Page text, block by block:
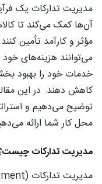
مدیریت تدارکات یک
آن‌ها کمک می‌کند تا
مؤثر و کارآمد تأمین
می‌توانند هزینه‌های
خدمات خود را بهبود
کاهش دهند. در این
توضیح می‌دهیم و
محل کار شما ارائه
مدیریت تدارکات